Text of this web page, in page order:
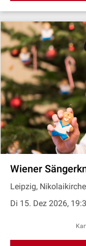
Wiener
Leipzig,
Di 15. Dez 2026,